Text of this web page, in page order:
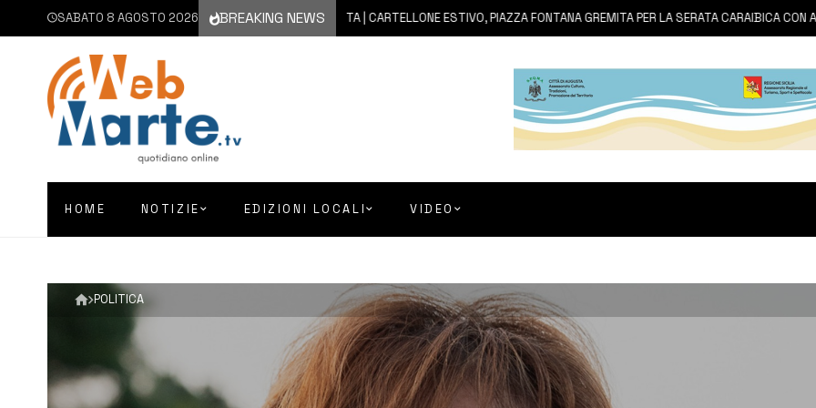
SABATO 8 AGOSTO 2026 BREAKING NEWS
8 AGOSTO 2026 AUGUSTA | CARTELLONE ESTIVO, PIAZZA FONTANA GREMITA PER LA SERATA CARAIBICA CON ANDREA
HOME NOTIZIE EDIZIONI LOCALI VIDEO
POLITICA